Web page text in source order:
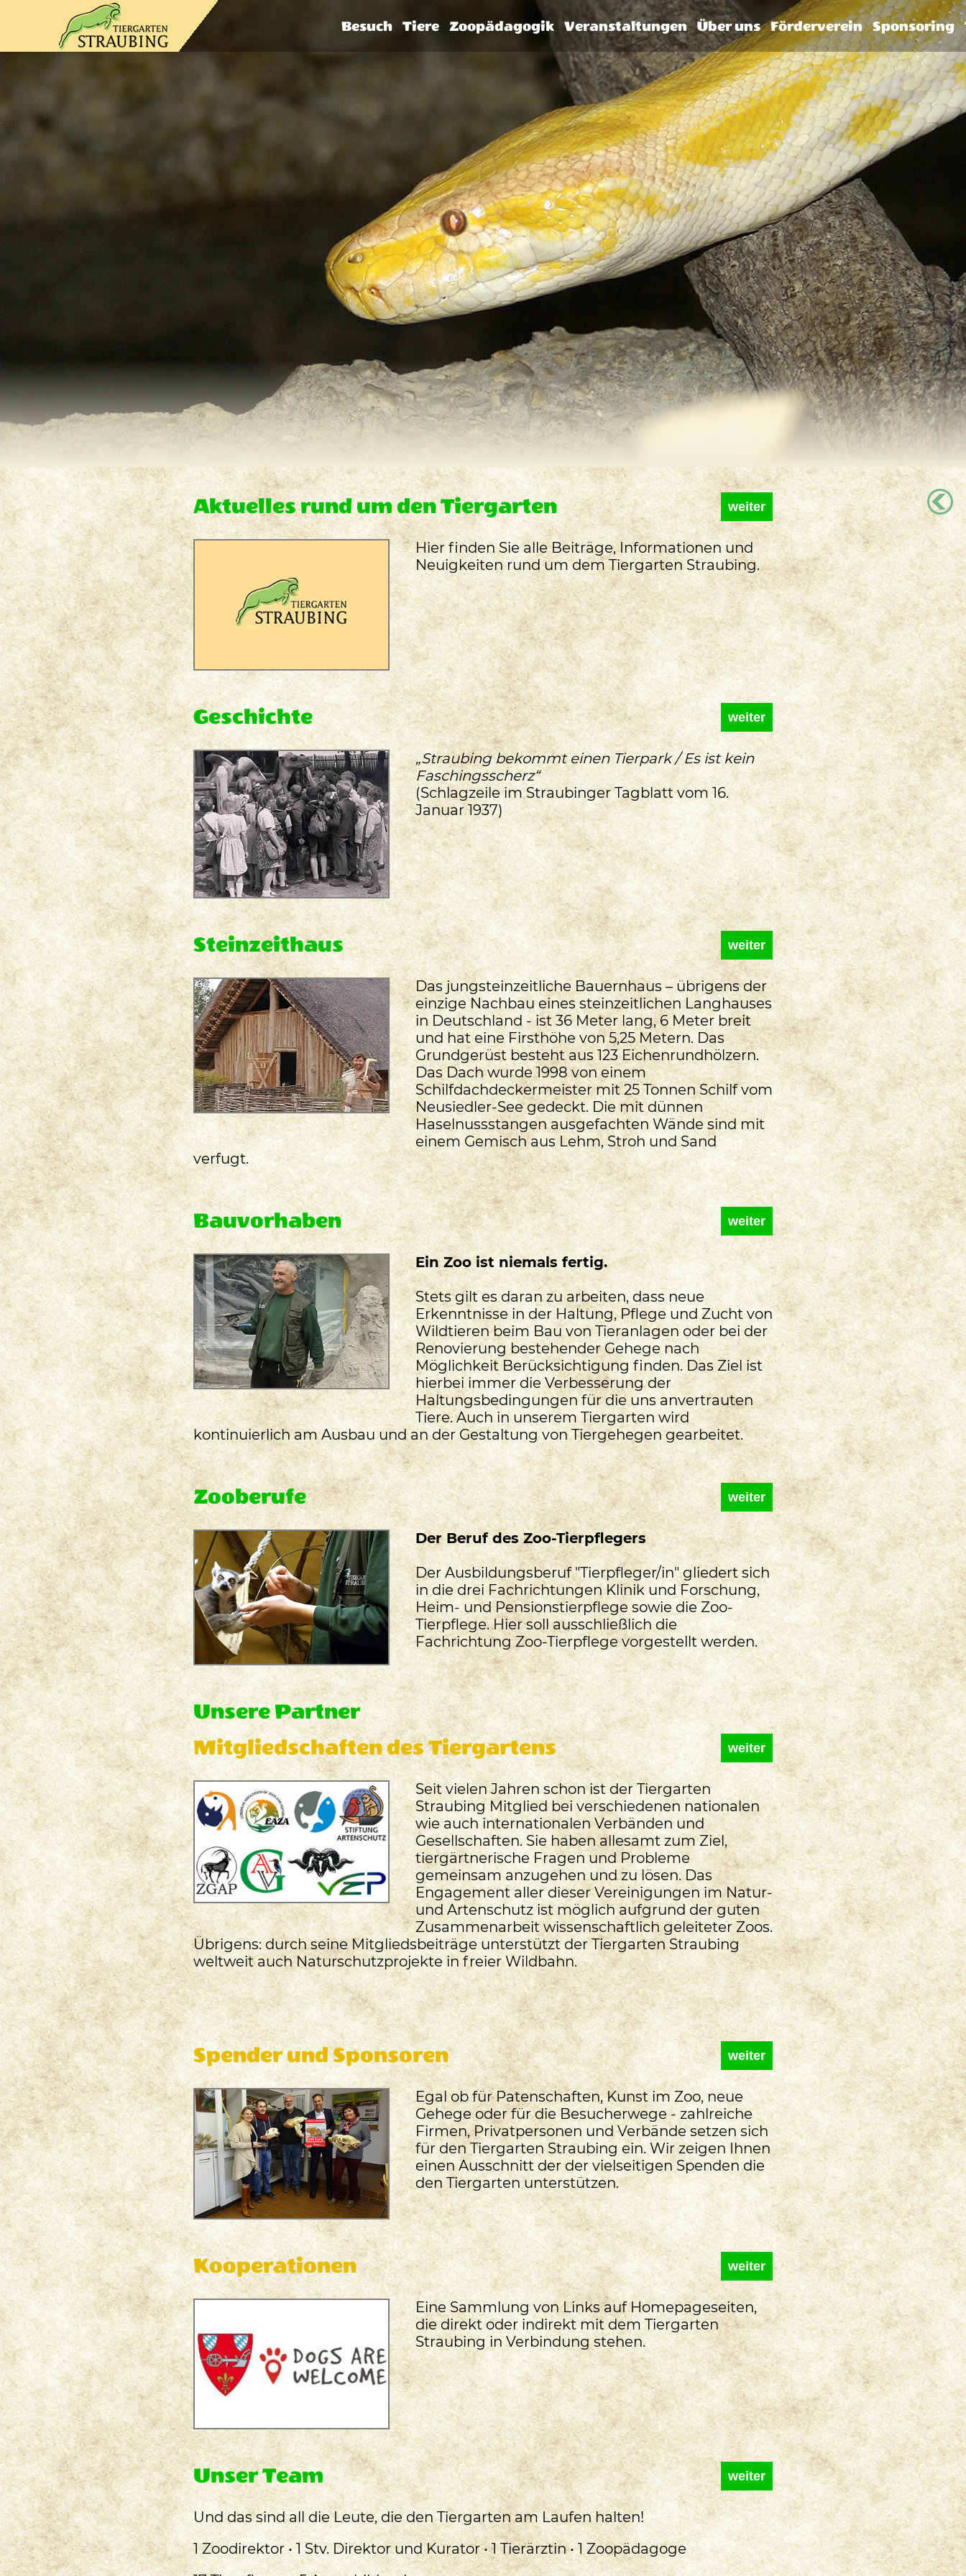
Besuch Tiere Zoopädagogik Veranstaltungen Über uns Förderverein Sponsoring
Aktuelles rund um den Tiergarten weiter
Hier finden Sie alle Beiträge, Informationen und
Neuigkeiten rund um dem Tiergarten Straubing.
Geschichte weiter
„Straubing bekommt einen Tierpark / Es ist kein
Faschingsscherz“
(Schlagzeile im Straubinger Tagblatt vom 16.
Januar 1937)
Steinzeithaus weiter
Das jungsteinzeitliche Bauernhaus – übrigens der
einzige Nachbau eines steinzeitlichen Langhauses
in Deutschland - ist 36 Meter lang, 6 Meter breit
und hat eine Firsthöhe von 5,25 Metern. Das
Grundgerüst besteht aus 123 Eichenrundhölzern.
Das Dach wurde 1998 von einem
Schilfdachdeckermeister mit 25 Tonnen Schilf vom
Neusiedler-See gedeckt. Die mit dünnen
Haselnussstangen ausgefachten Wände sind mit
einem Gemisch aus Lehm, Stroh und Sand
verfugt.
Bauvorhaben weiter
Ein Zoo ist niemals fertig.
Stets gilt es daran zu arbeiten, dass neue
Erkenntnisse in der Haltung, Pflege und Zucht von
Wildtieren beim Bau von Tieranlagen oder bei der
Renovierung bestehender Gehege nach
Möglichkeit Berücksichtigung finden. Das Ziel ist
hierbei immer die Verbesserung der
Haltungsbedingungen für die uns anvertrauten
Tiere. Auch in unserem Tiergarten wird
kontinuierlich am Ausbau und an der Gestaltung von Tiergehegen gearbeitet.
Zooberufe weiter
Der Beruf des Zoo-Tierpflegers
Der Ausbildungsberuf "Tierpfleger/in" gliedert sich
in die drei Fachrichtungen Klinik und Forschung,
Heim- und Pensionstierpflege sowie die Zoo-
Tierpflege. Hier soll ausschließlich die
Fachrichtung Zoo-Tierpflege vorgestellt werden.
Unsere Partner
Mitgliedschaften des Tiergartens
weiter
Seit vielen Jahren schon ist der Tiergarten
Straubing Mitglied bei verschiedenen nationalen
wie auch internationalen Verbänden und
Gesellschaften. Sie haben allesamt zum Ziel,
tiergärtnerische Fragen und Probleme
gemeinsam anzugehen und zu lösen. Das
Engagement aller dieser Vereinigungen im Natur-
und Artenschutz ist möglich aufgrund der guten
Zusammenarbeit wissenschaftlich geleiteter Zoos.
Übrigens: durch seine Mitgliedsbeiträge unterstützt der Tiergarten Straubing
weltweit auch Naturschutzprojekte in freier Wildbahn.
Spender und Sponsoren weiter
Egal ob für Patenschaften, Kunst im Zoo, neue
Gehege oder für die Besucherwege - zahlreiche
Firmen, Privatpersonen und Verbände setzen sich
für den Tiergarten Straubing ein. Wir zeigen Ihnen
einen Ausschnitt der der vielseitigen Spenden die
den Tiergarten unterstützen.
Kooperationen weiter
Eine Sammlung von Links auf Homepageseiten,
die direkt oder indirekt mit dem Tiergarten
Straubing in Verbindung stehen.
Unser Team weiter
Und das sind all die Leute, die den Tiergarten am Laufen halten!
1 Zoodirektor • 1 Stv. Direktor und Kurator • 1 Tierärztin • 1 Zoopädagoge